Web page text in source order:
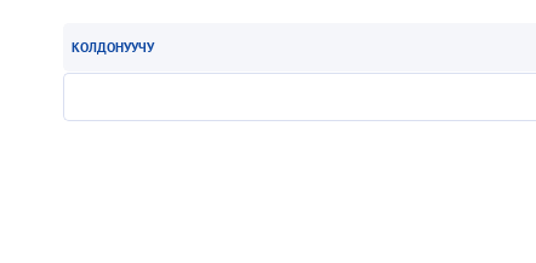
КОЛДОНУУЧУ